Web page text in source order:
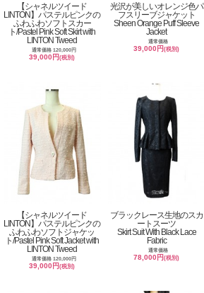
【シャネルツイード
LINTON】パステルピンクの
ふわふわソフトスカー
ト/Pastel Pink Soft Skirt with
LINTON Tweed
通常価格 120,000円
39,000円(税別)
光沢が美しいオレンジ色パ
フスリーブジャケット
Sheen Orange Puff Sleeve
Jacket
通常価格
39,000円(税別)
【シャネルツイード
LINTON】パステルピンクの
ふわふわソフトジャケッ
ト/Pastel Pink Soft Jacket with
LINTON Tweed
通常価格 120,000円
39,000円(税別)
ブラックレース生地のスカ
ートスーツ
Skirt Suit With Black Lace
Fabric
通常価格
78,000円(税別)